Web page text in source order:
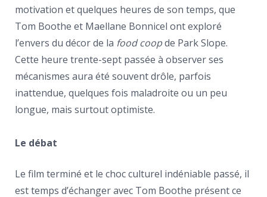
motivation et quelques heures de son temps, que
Tom Boothe et Maellane Bonnicel ont exploré
l’envers du décor de la food coopde Park Slope.
Cette heure trente-sept passée à observer ses
mécanismes aura été souvent drôle, parfois
inattendue, quelques fois maladroite ou un peu
longue, mais surtout optimiste.
Le débat
Le film terminé et le choc culturel indéniable passé, il
est temps d’échanger avec Tom Boothe présent ce